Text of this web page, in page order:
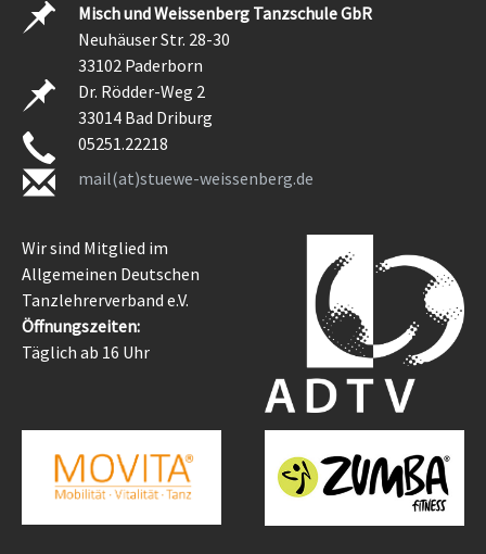
Misch und Weissenberg Tanzschule GbR
Neuhäuser Str. 28-30
33102 Paderborn
Dr. Rödder-Weg 2
33014 Bad Driburg
05251.22218
mail(at)stuewe-weissenberg.de
Wir sind Mitglied im
Allgemeinen Deutschen
Tanzlehrerverband e.V.
Öffnungszeiten:
Täglich ab 16 Uhr